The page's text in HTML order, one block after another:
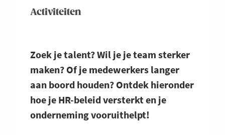
Activiteiten
Zoek je talent? Wil je je team sterker
maken? Of je medewerkers langer
aan boord houden? Ontdek hieronder
hoe je HR-beleid versterkt en je
onderneming vooruithelpt!